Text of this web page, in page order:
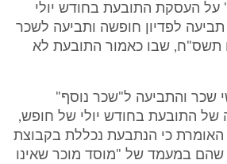
על העסקת התובעת בחודש יולי
2004-2007, תביעה לפדיון חופשה ותביעה לשכר
תשס"ח, שבו כאמור התובעת לא
שכר והתביעה ל"שכר נוסף"
התובעת בחודש יולי של חופש,
כי הנתבעת נכללת בקבוצת
שהם במעמד של "מוסד מוכר שאינו